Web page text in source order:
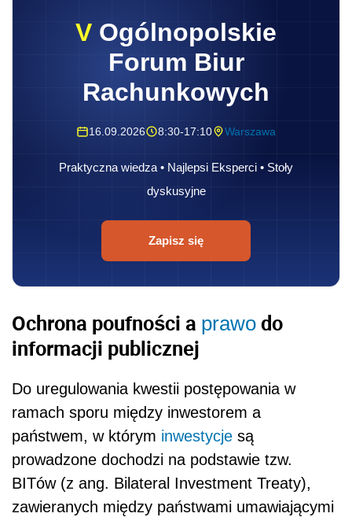
V Ogólnopolskie
Forum Biur
Rachunkowych
16.09.2026 8:30-17:10 Warszawa
Praktyczna wiedza • Najlepsi Eksperci • Stoły
dyskusyjne
Zapisz się
Ochrona poufności a prawo do
informacji publicznej
Do uregulowania kwestii postępowania w
ramach sporu między inwestorem a
państwem, w którym inwestycje są
prowadzone dochodzi na podstawie tzw.
BITów (z ang. Bilateral Investment Treaty),
zawieranych między państwami umawiającymi